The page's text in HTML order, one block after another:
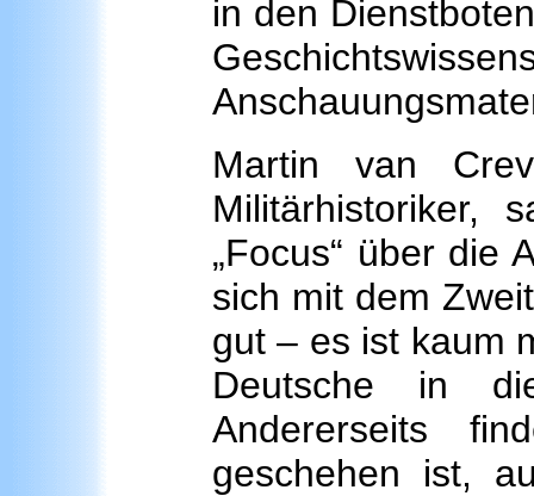
in den
Martin van
Militärhistoriker,
„Focus“ über die
sich mit dem
gut – es ist kaum
Deutsche in
Andererseits
geschehen ist,